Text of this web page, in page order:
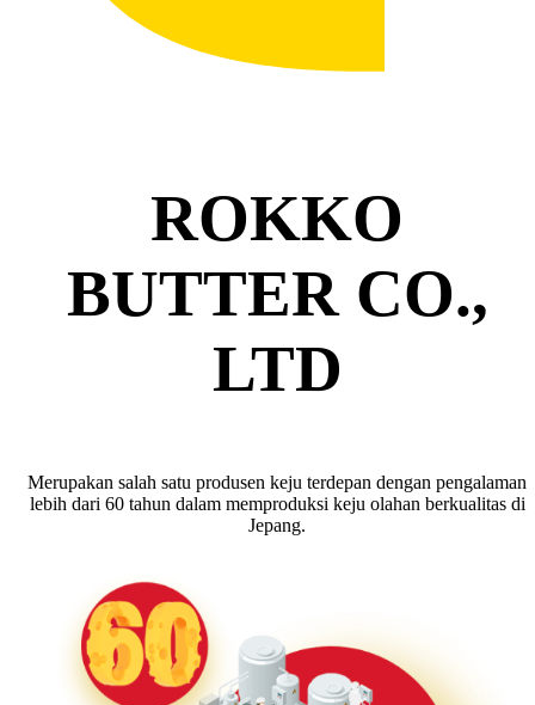
ROKKO
BUTTER CO.,
LTD
Merupakan salah satu produsen keju terdepan dengan pengalaman
lebih dari 60 tahun dalam memproduksi keju olahan berkualitas di
Jepang.